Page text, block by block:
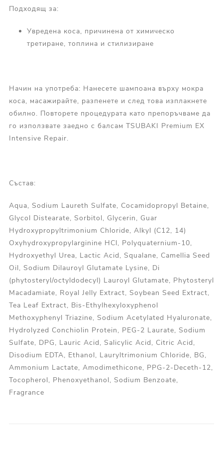
Подходящ за:
Увредена коса, причинена от химическо
третиране, топлина и стилизиране
Начин на употреба: Нанесете шампоана върху мокра
коса, масажирайте, разпенете и след това изплакнете
обилно. Повторете процедурата като препоръчваме да
го използвате заедно с балсам TSUBAKI Premium EX
Intensive Repair.
Състав:
Aqua, Sodium Laureth Sulfate, Cocamidopropyl Betaine,
Glycol Distearate, Sorbitol, Glycerin, Guar
Hydroxypropyltrimonium Chloride, Alkyl (C12, 14)
Oxyhydroxypropylarginine HCl, Polyquaternium-10,
Hydroxyethyl Urea, Lactic Acid, Squalane, Camellia Seed
Oil, Sodium Dilauroyl Glutamate Lysine, Di
(phytosteryl/octyldodecyl) Lauroyl Glutamate, Phytosteryl
Macadamiate, Royal Jelly Extract, Soybean Seed Extract,
Tea Leaf Extract, Bis-Ethylhexyloxyphenol
Methoxyphenyl Triazine, Sodium Acetylated Hyaluronate,
Hydrolyzed Conchiolin Protein, PEG-2 Laurate, Sodium
Sulfate, DPG, Lauric Acid, Salicylic Acid, Citric Acid,
Disodium EDTA, Ethanol, Lauryltrimonium Chloride, BG,
Ammonium Lactate, Amodimethicone, PPG-2-Deceth-12,
Tocopherol, Phenoxyethanol, Sodium Benzoate,
Fragrance